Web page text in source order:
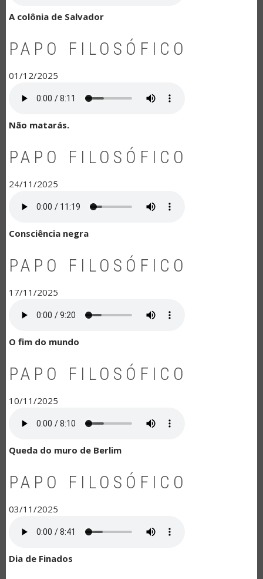
A colônia de Salvador
PAPO FILOSÓFICO
01/12/2025
Não matarás.
PAPO FILOSÓFICO
24/11/2025
Consciência negra
PAPO FILOSÓFICO
17/11/2025
O fim do mundo
PAPO FILOSÓFICO
10/11/2025
Queda do muro de Berlim
PAPO FILOSÓFICO
03/11/2025
Dia de Finados